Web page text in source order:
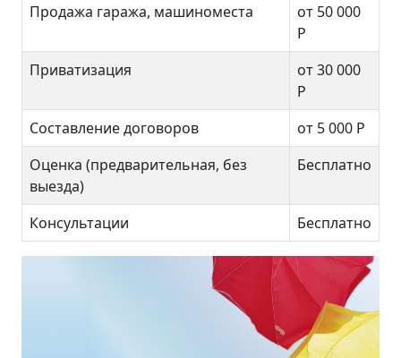
Продажа гаража, машиноместа
от 50 000
Р
Приватизация
от 30 000
Р
Составление договоров
от 5 000 Р
Оценка (предварительная, без
выезда)
Бесплатно
Консультации Бесплатно